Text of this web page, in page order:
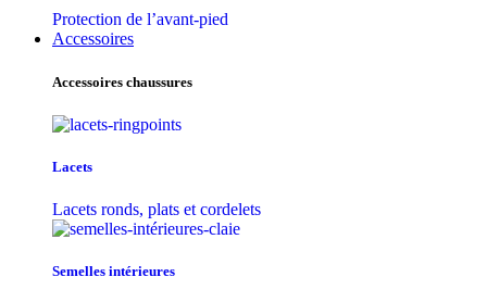
Protection de l’avant-pied
Accessoires
Accessoires chaussures
Lacets
Lacets ronds, plats et cordelets
Semelles intérieures